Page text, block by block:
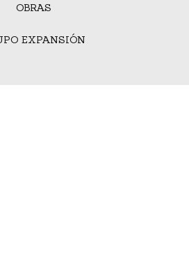
OBRAS
EXPANSIÓN